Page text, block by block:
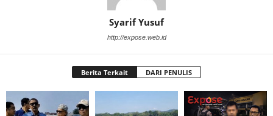
Syarif Yusuf
http://expose.web.id
Berita Terkait DARI PENULIS